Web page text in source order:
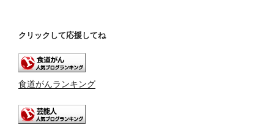
クリックして応援してね
食道がんランキング